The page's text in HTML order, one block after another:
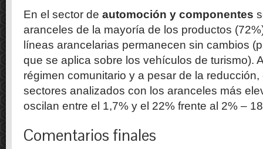
En el sector de automoción y componentes
aranceles de la mayoría de los productos
líneas arancelarias permanecen sin cambios
que se aplica sobre los vehículos de turismo).
régimen comunitario y a pesar de la
sectores analizados con los aranceles más
oscilan entre el 1,7% y el 22% frente al 2% –
Comentarios finales